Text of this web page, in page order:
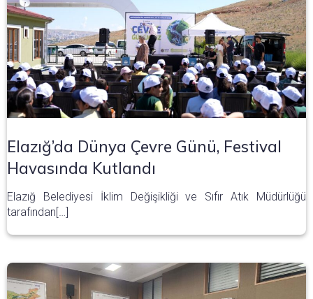
Elazığ’da Dünya Çevre Günü, Festival
Havasında Kutlandı
Elazığ Belediyesi İklim Değişikliği ve Sıfır Atık Müdürlüğü
tarafından[…]